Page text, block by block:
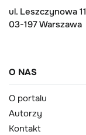
ul. Leszczynowa 11
03-197 Warszawa
O NAS
O portalu
Autorzy
Kontakt